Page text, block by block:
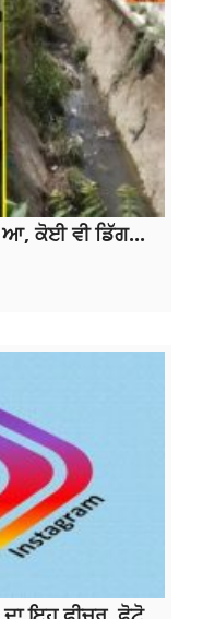
ਆ, ਕੋਈ ਵੀ ਡਿੱਗ...